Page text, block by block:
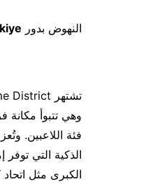
النهوض بدور
وهي تتبوأ
فئة اللاعبين.
الذكية التي